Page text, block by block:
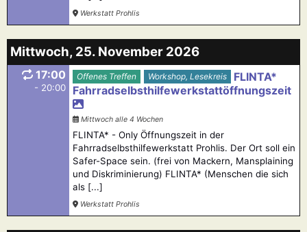
Werkstatt Prohlis
Mittwoch, 25. November 2026
17:00
- 20:00
Offenes Treffen Workshop, Lesekreis
FLINTA*
Fahrradselbsthilfewerkstattöffnungszeit
Mittwoch alle 4 Wochen
FLINTA* - Only Öffnungszeit in der
Fahrradselbsthilfewerkstatt Prohlis. Der Ort soll ein
Safer-Space sein. (frei von Mackern, Mansplaining
und Diskriminierung) FLINTA* (Menschen die sich
als [...]
Werkstatt Prohlis